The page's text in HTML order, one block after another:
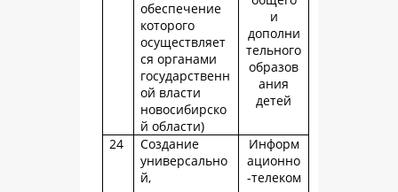
обеспечение
которого
осуществляет
ся органами
государственн
ой власти
новосибирско
й области)
и
дополни
тельного
образов
ания
детей
24
Создание
универсально
й,
Информ
ационно
-телеком